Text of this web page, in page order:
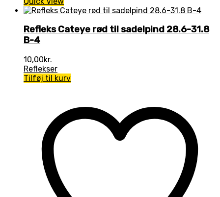
Refleks Cateye rød til sadelpind 28.6-31.8
B-4
10,00kr.
Reflekser
Tilføj til kurv